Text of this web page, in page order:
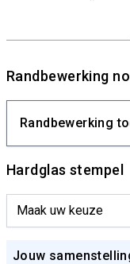
Randbewerking
Randbewerking
Hardglas stempel
Jouw